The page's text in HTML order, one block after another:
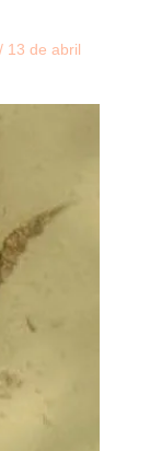
/ 13 de abril